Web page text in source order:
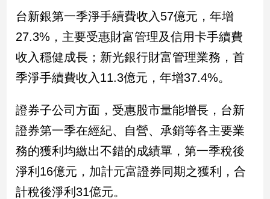
建
室
內
設
計
遊/
美
食
星
座/
命
理
台新銀第一季淨手續費收入57億元，年增
27.3%，主要受惠財富管理及信用卡手續費
收入穩健成長；新光銀行財富管理業務，首
季淨手續費收入11.3億元，年增37.4%。
證券子公司方面，受惠股市量能增長，台新
證券第一季在經紀、自營、承銷等各主要業
務的獲利均繳出不錯的成績單，第一季稅後
淨利16億元，加計元富證券同期之獲利，合
計稅後淨利31億元。